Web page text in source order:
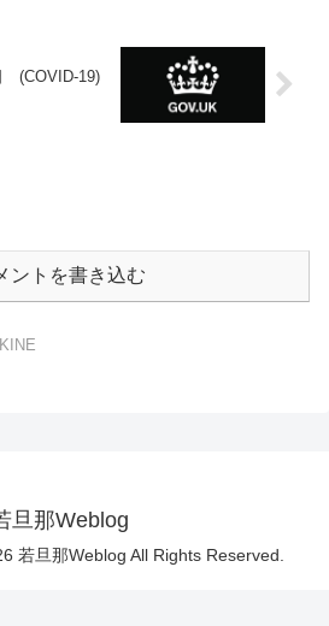
(COVID-19)
ントを書き込む
旦那Weblog
若旦那Weblog All Rights Reserved.